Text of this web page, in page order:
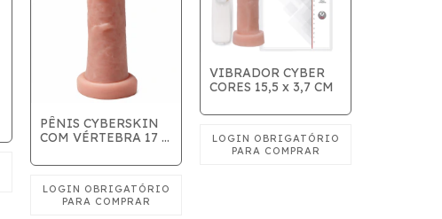
PÊNIS CYBERSKIN
COM VÉRTEBRA 17 x
VIBRADOR CYBER
CORES 15,5 x 3,7 CM